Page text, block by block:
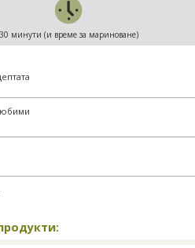
30 минути (и време за мариноване)